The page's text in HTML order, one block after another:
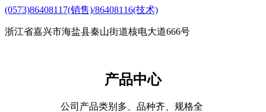
(0573)86408117(销售)/86408116(技术)
浙江省嘉兴市海盐县秦山街道核电大道666号
产品中心
公司产品类别多、品种齐、规格全